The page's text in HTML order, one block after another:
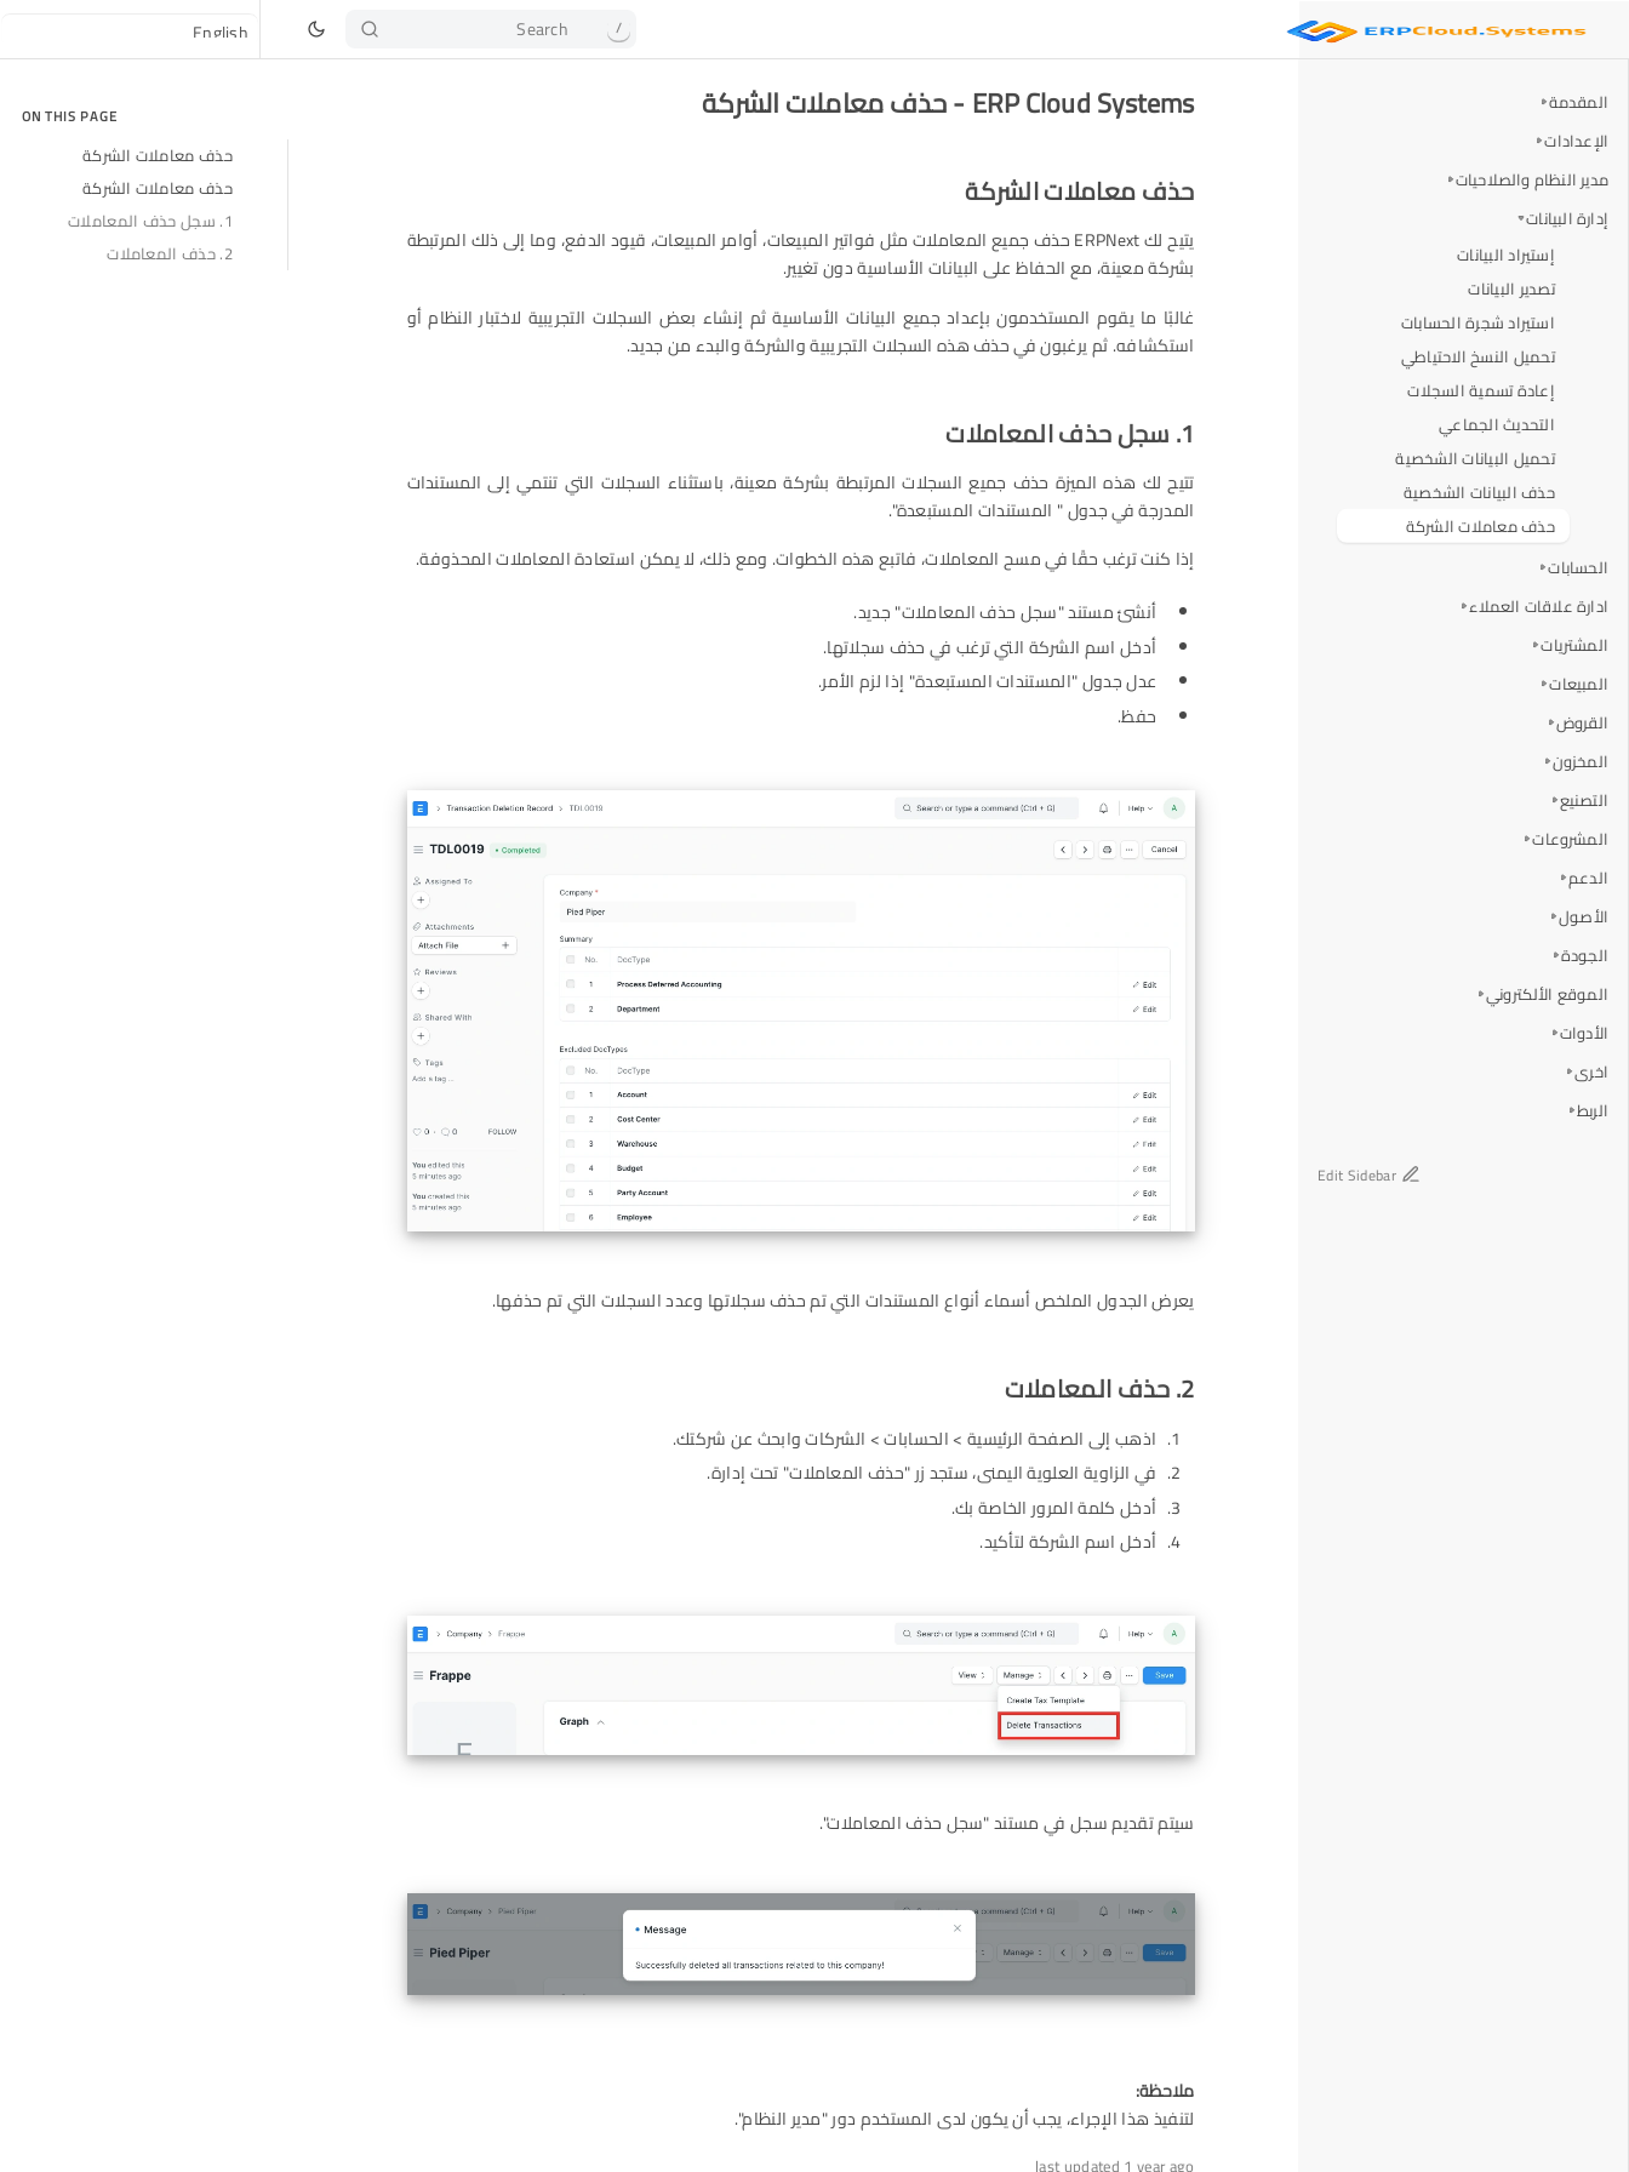
Search /
المقدمة
الإعدادات
مدير النظام والصلاحيات
إدارة البيانات
إستيراد البيانات
تصدير البيانات
استيراد شجرة الحسابات
تحميل النسخ الاحتياطي
إعادة تسمية السجلات
التحديث الجماعي
تحميل البيانات الشخصية
حذف البيانات الشخصية
حذف معاملات الشركة
الحسابات
ادارة علاقات العملاء
المشتريات
المبيعات
القروض
المخزون
التصنيع
المشروعات
الدعم
الأصول
الجودة
الموقع الألكتروني
الأدوات
اخرى
الربط
Edit Sidebar
ERP Cloud Systems - حذف معاملات الشركة
حذف معاملات الشركة
يتيح لك ERPNext حذف جميع المعاملات مثل فواتير المبيعات، أوامر المبيعات، قيود الدفع، وما إلى ذلك المرتبطة
بشركة معينة، مع الحفاظ على البيانات الأساسية دون تغيير.
غالبًا ما يقوم المستخدمون بإعداد جميع البيانات الأساسية ثم إنشاء بعض السجلات التجريبية لاختبار النظام أو
استكشافه. ثم يرغبون في حذف هذه السجلات التجريبية والشركة والبدء من جديد.
1. سجل حذف المعاملات
تتيح لك هذه الميزة حذف جميع السجلات المرتبطة بشركة معينة، باستثناء السجلات التي تنتمي إلى المستندات
المدرجة في جدول " المستندات المستبعدة".
إذا كنت ترغب حقًا في مسح المعاملات، فاتبع هذه الخطوات. ومع ذلك، لا يمكن استعادة المعاملات المحذوفة.
أنشئ مستند "سجل حذف المعاملات" جديد.
أدخل اسم الشركة التي ترغب في حذف سجلاتها.
عدل جدول "المستندات المستبعدة" إذا لزم الأمر.
حفظ.
يعرض الجدول الملخص أسماء أنواع المستندات التي تم حذف سجلاتها وعدد السجلات التي تم حذفها.
2. حذف المعاملات
اذهب إلى الصفحة الرئيسية > الحسابات > الشركات وابحث عن شركتك.
في الزاوية العلوية اليمنى، ستجد زر "حذف المعاملات" تحت إدارة.
أدخل كلمة المرور الخاصة بك.
أدخل اسم الشركة لتأكيد.
سيتم تقديم سجل في مستند "سجل حذف المعاملات".
ملاحظة:
لتنفيذ هذا الإجراء، يجب أن يكون لدى المستخدم دور "مدير النظام".
last updated 1 year ago
ON THIS PAGE
حذف معاملات الشركة
حذف معاملات الشركة
1. سجل حذف المعاملات
2. حذف المعاملات